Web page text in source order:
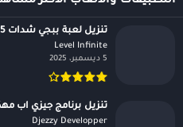
تنزيل لعبة ببجي شدات 2025 مهكرة
Level Infinite‏
5 ديسمبر، 2025
تنزيل برنامج جيزي اب
Djezzy Developper‏